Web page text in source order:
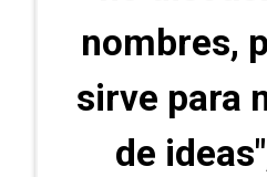
nombres,
sirve para
de